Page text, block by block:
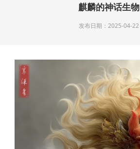
麒麟的神话生物
发布日期：2025-04-22